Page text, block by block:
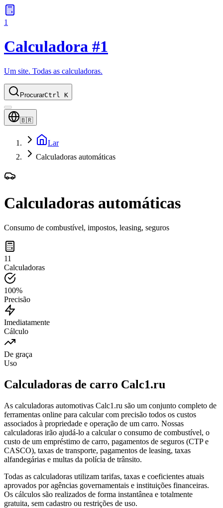
1
Calculadora #1
Um site. Todas as calculadoras.
ProcurarCtrl K
🇧🇷
Lar
Calculadoras automáticas
Calculadoras automáticas
Consumo de combustível, impostos, leasing, seguros
11
Calculadoras
100%
Precisão
Imediatamente
Cálculo
De graça
Uso
Calculadoras de carro Calc1.ru
As calculadoras automotivas Calc1.ru são um conjunto completo de
ferramentas online para calcular com precisão todos os custos
associados à propriedade e operação de um carro. Nossas
calculadoras irão ajudá-lo a calcular o consumo de combustível, o
custo de um empréstimo de carro, pagamentos de seguros (CTP e
CASCO), taxas de transporte, pagamentos de leasing, taxas
alfandegárias e multas da polícia de trânsito.
Todas as calculadoras utilizam tarifas, taxas e coeficientes atuais
aprovados por agências governamentais e instituições financeiras.
Os cálculos são realizados de forma instantânea e totalmente
gratuita, sem cadastro ou restrições de uso.